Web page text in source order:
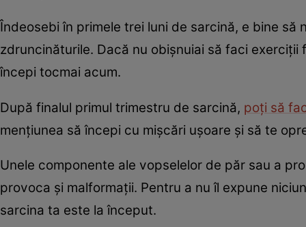
Îndeosebi în primele trei luni de sarcină, e bine
zdruncinăturile. Dacă nu obişnuiai să faci
începi tocmai acum.
După finalul primul trimestru de sarcină, poţi să
menţiunea să începi cu mişcări uşoare şi să te
Unele componente ale vopselelor de păr sau a
provoca şi malformaţii. Pentru a nu îl expune
sarcina ta este la început.